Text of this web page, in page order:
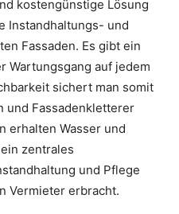
kostengünstige Lösung
Instandhaltungs- und
Fassaden. Es gibt ein
Wartungsgang auf jedem
sichert man somit
und Fassadenkletterer
erhalten Wasser und
zentrales
und Pflege
Vermieter erbracht.